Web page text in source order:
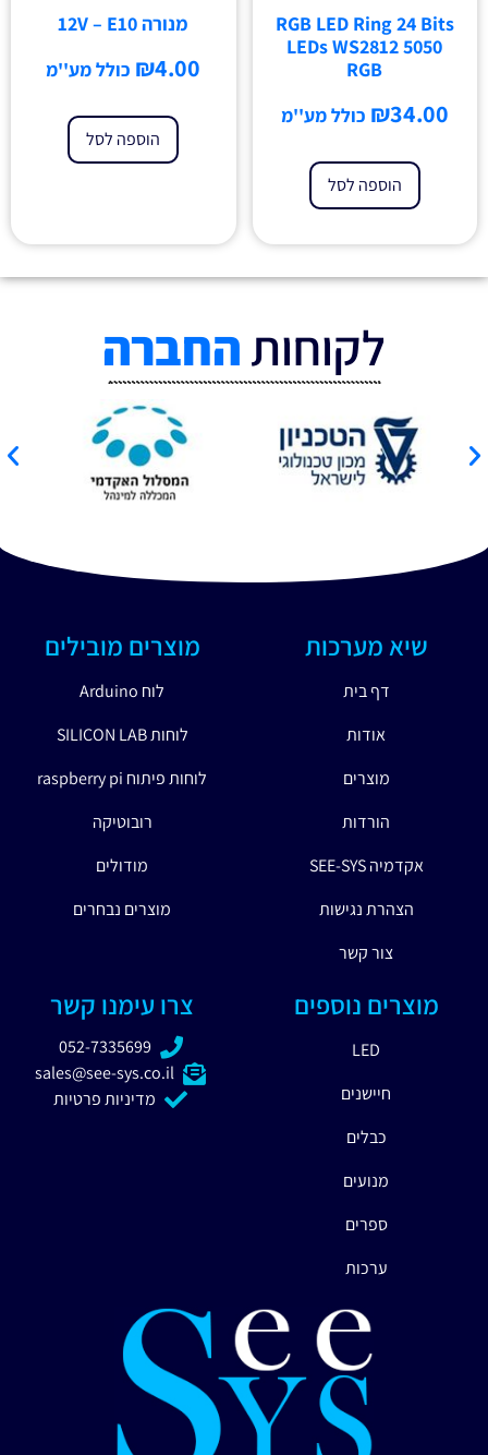
RGB LED Ring 24 Bits
LEDs WS2812 5050
RGB
₪34.00 כולל מע''מ
הוספה לסל
מנורה 12V – E10
₪4.00 כולל מע''מ
הוספה לסל
לקוחותהחברה
שיא מערכות
דף בית
אודות
מוצרים
הורדות
אקדמיה SEE-SYS
הצהרת נגישות
צור קשר
מוצרים מובילים
לוח Arduino
לוחות SILICON LAB
לוחות פיתוח raspberry pi
רובוטיקה
מודולים
מוצרים נבחרים
מוצרים נוספים
LED
חיישנים
כבלים
מנועים
ספרים
ערכות
צרו עימנו קשר
052-7335699
sales@see-sys.co.il
מדיניות פרטיות